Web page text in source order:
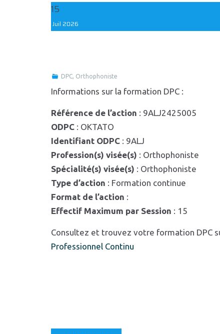
15
Juil 2026
DPC, Orthophoniste
Informations sur la formation DPC :
Référence de l’action : 9ALJ2425005
ODPC : OKTATO
Identifiant ODPC : 9ALJ
Profession(s) visée(s) : Orthophoniste
Spécialité(s) visée(s) : Orthophoniste
Type d’action : Formation continue
Format de l’action :
Effectif Maximum par Session : 15
Consultez et trouvez votre formation DPC
Professionnel Continu